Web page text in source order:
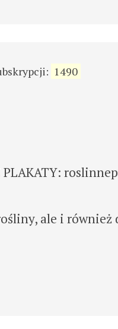
1490
PLAKATY:
ale i